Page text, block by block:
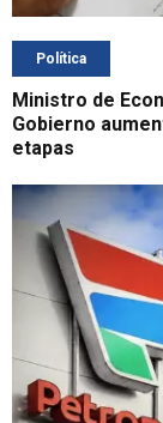
Política
Ministro de
Gobierno
etapas